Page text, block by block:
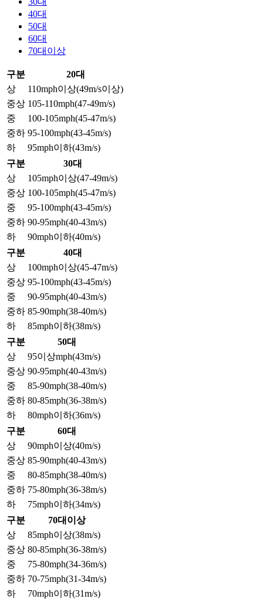
40대
50대
60대
70대이상
구분
20대
상
110mph이상(49m/s이상)
중상 105-110mph(47-49m/s)
중
100-105mph(45-47m/s)
중하 95-100mph(43-45m/s)
하
95mph이하(43m/s)
구분
30대
상
105mph이상(47-49m/s)
중상 100-105mph(45-47m/s)
중
95-100mph(43-45m/s)
중하 90-95mph(40-43m/s)
하
90mph이하(40m/s)
구분
40대
상
100mph이상(45-47m/s)
중상 95-100mph(43-45m/s)
중
90-95mph(40-43m/s)
중하 85-90mph(38-40m/s)
하
85mph이하(38m/s)
구분
50대
상
95이상mph(43m/s)
중상 90-95mph(40-43m/s)
중
85-90mph(38-40m/s)
중하 80-85mph(36-38m/s)
하
80mph이하(36m/s)
구분
60대
상
90mph이상(40m/s)
중상 85-90mph(40-43m/s)
중
80-85mph(38-40m/s)
중하 75-80mph(36-38m/s)
하
75mph이하(34m/s)
구분
70대이상
상
85mph이상(38m/s)
중상 80-85mph(36-38m/s)
중
75-80mph(34-36m/s)
중하 70-75mph(31-34m/s)
하
70mph이하(31m/s)